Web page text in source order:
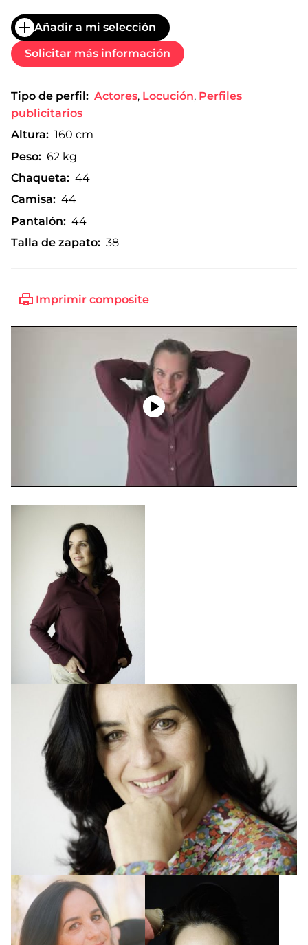
Añadir a mi selección
Solicitar más información
Tipo de perfil: Actores, Locución, Perfiles
publicitarios
Altura: 160 cm
Peso: 62 kg
Chaqueta: 44
Camisa: 44
Pantalón: 44
Talla de zapato: 38
Imprimir composite